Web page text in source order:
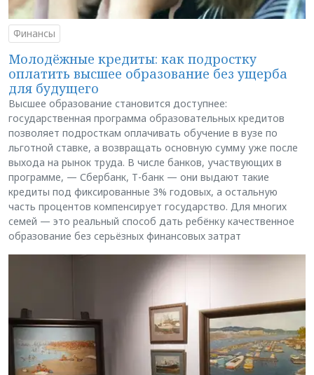
Финансы
Молодёжные кредиты: как подростку
оплатить высшее образование без ущерба
для будущего
Высшее образование становится доступнее:
государственная программа образовательных кредитов
позволяет подросткам оплачивать обучение в вузе по
льготной ставке, а возвращать основную сумму уже после
выхода на рынок труда. В числе банков, участвующих в
программе, — Сбербанк, Т-банк — они выдают такие
кредиты под фиксированные 3% годовых, а остальную
часть процентов компенсирует государство. Для многих
семей — это реальный способ дать ребёнку качественное
образование без серьёзных финансовых затрат